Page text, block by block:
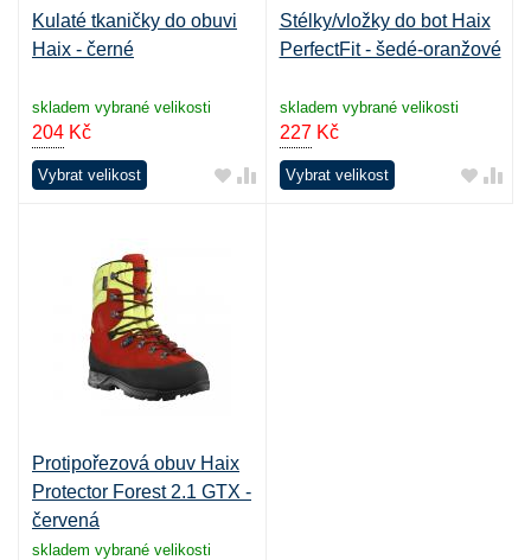
Kulaté tkaničky do obuvi
Haix - černé
skladem vybrané velikosti
204 Kč
Vybrat velikost
Stélky/vložky do bot Haix
PerfectFit - šedé-oranžové
skladem vybrané velikosti
227Kč
Vybrat velikost
Protipořezová obuv Haix
Protector Forest 2.1 GTX -
červená
skladem vybrané velikosti